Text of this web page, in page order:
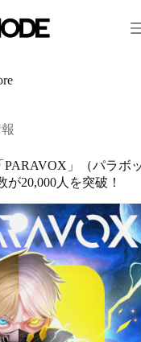
PARAVOX」（パラボ
20,000人を突破！